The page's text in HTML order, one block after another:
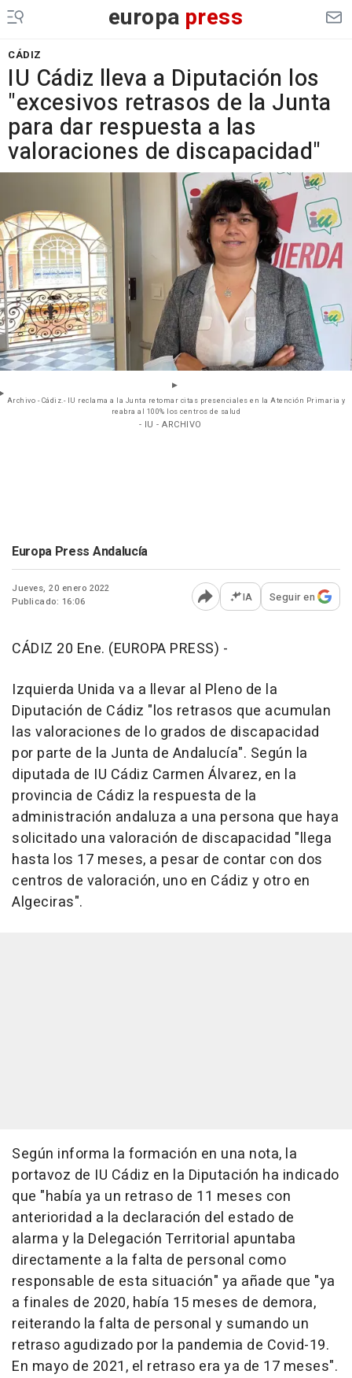
europa press
CÁDIZ
IU Cádiz lleva a Diputación los
"excesivos retrasos de la Junta
para dar respuesta a las
valoraciones de discapacidad"
Archivo - Cádiz.- IU reclama a la Junta retomar citas presenciales en la Atención Primaria y
reabra al 100% los centros de salud
- IU - ARCHIVO
Europa Press Andalucía
Jueves, 20 enero 2022
Publicado: 16:06
Abrir opciones para
IA Seguir en
CÁDIZ 20 Ene. (EUROPA PRESS) -
Izquierda Unida va a llevar al Pleno de la
Diputación de Cádiz "los retrasos que acumulan
las valoraciones de lo grados de discapacidad
por parte de la Junta de Andalucía". Según la
diputada de IU Cádiz Carmen Álvarez, en la
provincia de Cádiz la respuesta de la
administración andaluza a una persona que haya
solicitado una valoración de discapacidad "llega
hasta los 17 meses, a pesar de contar con dos
centros de valoración, uno en Cádiz y otro en
Algeciras".
Según informa la formación en una nota, la
portavoz de IU Cádiz en la Diputación ha indicado
que "había ya un retraso de 11 meses con
anterioridad a la declaración del estado de
alarma y la Delegación Territorial apuntaba
directamente a la falta de personal como
responsable de esta situación" ya añade que "ya
a finales de 2020, había 15 meses de demora,
reiterando la falta de personal y sumando un
retraso agudizado por la pandemia de Covid-19.
En mayo de 2021, el retraso era ya de 17 meses".